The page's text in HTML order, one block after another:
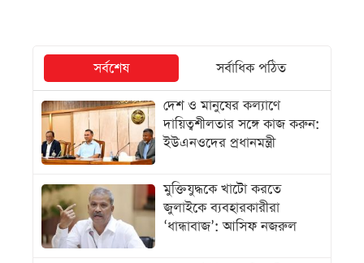
সর্বশেষ
সর্বাধিক পঠিত
দেশ ও মানুষের কল্যাণে
দায়িত্বশীলতার সঙ্গে কাজ করুন:
ইউএনওদের প্রধানমন্ত্রী
মুক্তিযুদ্ধকে খাটো করতে
জুলাইকে ব্যবহারকারীরা
‘ধান্ধাবাজ’: আসিফ নজরুল